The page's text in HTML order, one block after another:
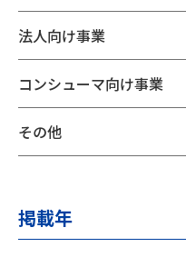
法人向け事業
コンシューマ向け事業
その他
掲載年